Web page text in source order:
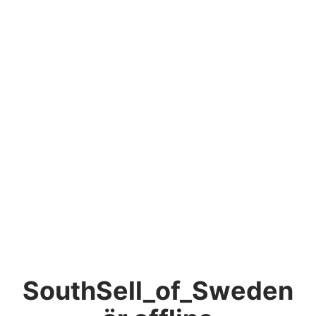
SouthSell_of_Sweden